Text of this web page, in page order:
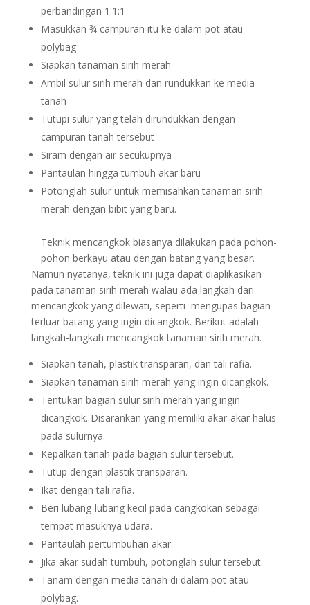
perbandingan 1:1:1
Masukkan ¾ campuran itu ke dalam pot atau
polybag
Siapkan tanaman sirih merah
Ambil sulur sirih merah dan rundukkan ke media
tanah
Tutupi sulur yang telah dirundukkan dengan
campuran tanah tersebut
Siram dengan air secukupnya
Pantaulan hingga tumbuh akar baru
Potonglah sulur untuk memisahkan tanaman sirih
merah dengan bibit yang baru.
Teknik mencangkok biasanya dilakukan pada pohon-
pohon berkayu atau dengan batang yang besar.
Namun nyatanya, teknik ini juga dapat diaplikasikan
pada tanaman sirih merah walau ada langkah dari
mencangkok yang dilewati, seperti mengupas bagian
terluar batang yang ingin dicangkok. Berikut adalah
langkah-langkah mencangkok tanaman sirih merah.
Siapkan tanah, plastik transparan, dan tali rafia.
Siapkan tanaman sirih merah yang ingin dicangkok.
Tentukan bagian sulur sirih merah yang ingin
dicangkok. Disarankan yang memiliki akar-akar halus
pada sulurnya.
Kepalkan tanah pada bagian sulur tersebut.
Tutup dengan plastik transparan.
Ikat dengan tali rafia.
Beri lubang-lubang kecil pada cangkokan sebagai
tempat masuknya udara.
Pantaulah pertumbuhan akar.
Jika akar sudah tumbuh, potonglah sulur tersebut.
Tanam dengan media tanah di dalam pot atau
polybag.